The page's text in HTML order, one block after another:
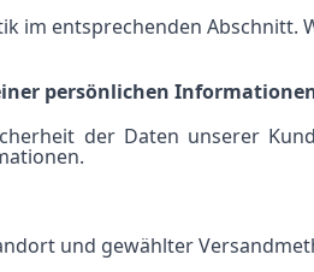
im entsprechenden
persönlichen
der Daten unserer
und gewählter